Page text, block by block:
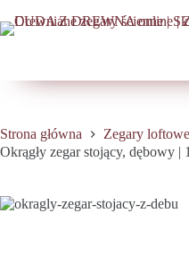
do
treści
Strona główna Zegary loftowe
Okrągły zegar stojący, dębowy |